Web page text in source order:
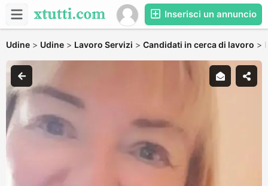
Inserisci un annuncio
Udine > Udine > Lavoro Servizi > Candidati in cerca di lavoro >